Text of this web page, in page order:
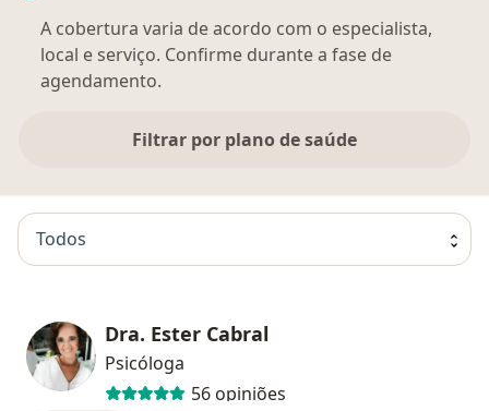
A cobertura varia de acordo com o especialista,
local e serviço. Confirme durante a fase de
agendamento.
Filtrar por plano de saúde
Todos
Dra. Ester Cabral
Psicóloga
56 opiniões